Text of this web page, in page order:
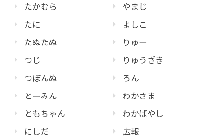
たかむら
たに
たぬたぬ
つじ
つぼんぬ
とーみん
ともちゃん
にしだ
やまじ
よしこ
りゅー
りゅうざき
ろん
わかさま
わかばやし
広報